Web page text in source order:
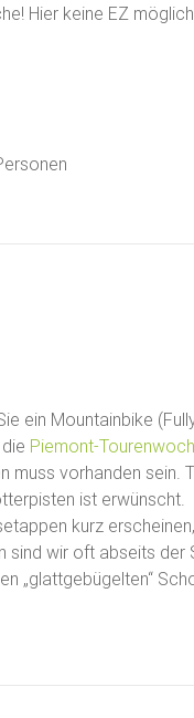
Hier keine EZ möglich.
ein Mountainbike
Piemont-
muss vorhanden sein.
ist erwünscht.
kurz
sind wir oft abseits
„glattgebügelten“